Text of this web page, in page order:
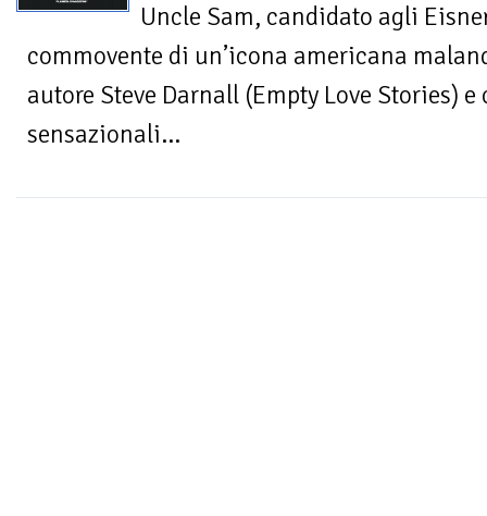
Uncle Sam, candidato agli
commovente di un’icona americana
autore Steve Darnall (Empty Love Stories)
sensazionali...